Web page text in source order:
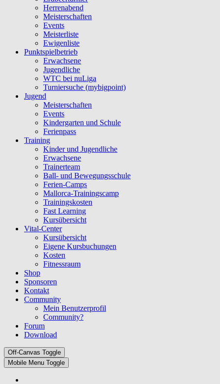
Herrenabend
Meisterschaften
Events
Meisterliste
Ewigenliste
Punktspielbetrieb
Erwachsene
Jugendliche
WTC bei nuLiga
Turniersuche (mybigpoint)
Jugend
Meisterschaften
Events
Kindergarten und Schule
Ferienpass
Training
Kinder und Jugendliche
Erwachsene
Trainerteam
Ball- und Bewegungsschule
Ferien-Camps
Mallorca-Trainingscamp
Trainingskosten
Fast Learning
Kursübersicht
Vital-Center
Kursübersicht
Eigene Kursbuchungen
Kosten
Fitnessraum
Shop
Sponsoren
Kontakt
Community
Mein Benutzerprofil
Community?
Forum
Download
Off-Canvas Toggle
Mobile Menu Toggle